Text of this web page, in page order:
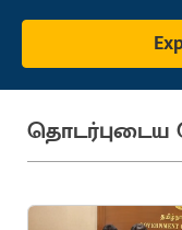
தொடர்புடைய